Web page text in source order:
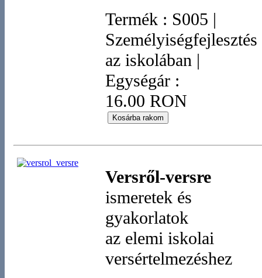
Termék : S005 |
Személyiségfejlesztés
az iskolában |
Egységár :
16.00 RON
Versről-versre
ismeretek és
gyakorlatok
az elemi iskolai
versértelmezéshez